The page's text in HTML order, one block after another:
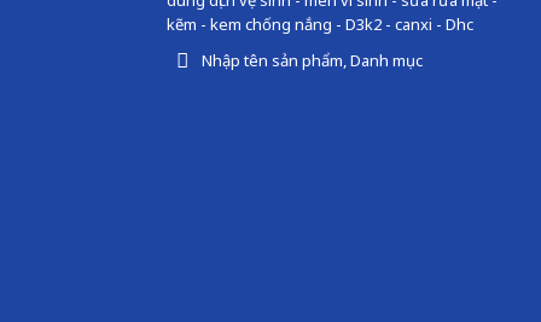
kẽm - kem chống nắng - D3k2 - canxi - Dhc
Nhập tên sản phẩm, Danh mục